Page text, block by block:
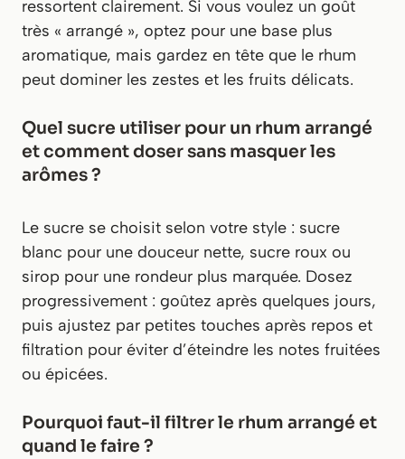
ressortent clairement. Si vous voulez un goût
très « arrangé », optez pour une base plus
aromatique, mais gardez en tête que le rhum
peut dominer les zestes et les fruits délicats.
Quel sucre utiliser pour un rhum arrangé
et comment doser sans masquer les
arômes ?
Le sucre se choisit selon votre style : sucre
blanc pour une douceur nette, sucre roux ou
sirop pour une rondeur plus marquée. Dosez
progressivement : goûtez après quelques jours,
puis ajustez par petites touches après repos et
filtration pour éviter d’éteindre les notes fruitées
ou épicées.
Pourquoi faut-il filtrer le rhum arrangé et
quand le faire ?